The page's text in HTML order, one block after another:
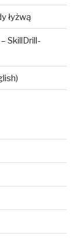
łyżwą
SkillDrill-